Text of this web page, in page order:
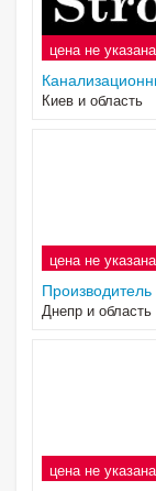
цена не
Киев и область
цена не
Днепр и область
цена не